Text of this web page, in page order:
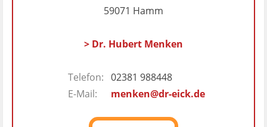
59071 Hamm
> Dr. Hubert Menken
Telefon: 02381 988448
E-Mail:
menken@dr-eick.de